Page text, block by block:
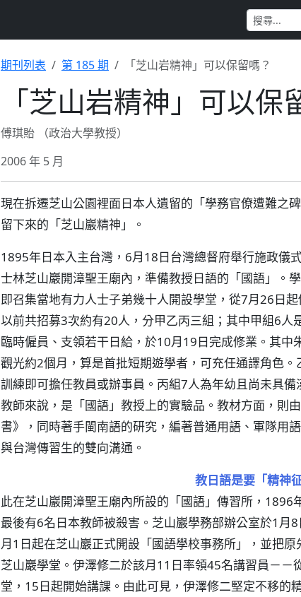
期刊列表 第 185 期 「芝山岩精神」可以保留嗎？
「芝山岩精神」可以保
傅琪貽 （政治大學教授）
2006 年 5 月
現在拆遷芝山公園裡面日本人遺留的「學務官僚遭難之
留下來的「芝山巖精神」。
1895年日本入主台灣，6月18日台灣總督府舉行施政儀
士林芝山巖開漳聖王廟內，準備教授日語的「國語」。
即召集當地有力人士子弟幾十人開設學堂，從7月26日
以前共招募3次約有20人，分甲乙丙三組；其中甲組6人
臨時僱員、支領若干日給，於10月19日完成修業。其中
觀光約2個月，算是首批短期遊學者，可充任通譯角色
訓練即可擔任教員或辦事員。丙組7人為年幼且尚未具
教師來說，是「國語」教授上的實驗品。教材方面，則
書》，同時著手閩南語的研究，編著普通用語、軍隊用
與台灣傳習生的雙向溝通。
教日語是要「精神征
此在芝山巖開漳聖王廟內所設的「國語」傳習所，1896
最後有6名日本教師被殺害。芝山巖學務部辦公室於1月
月1日起在芝山巖正式開設「國語學校事務所」，並把
芝山巖學堂。伊澤修二於該月11日率領45名講習員－
堂，15日起開始講課。由此可見，伊澤修二堅定不移的